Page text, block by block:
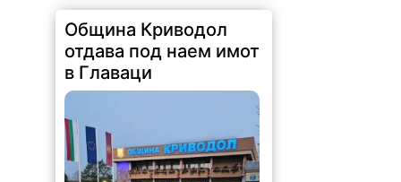
Община Криводол
отдава под наем имот
в Главаци